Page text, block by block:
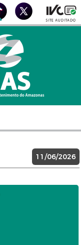
11/06/2026